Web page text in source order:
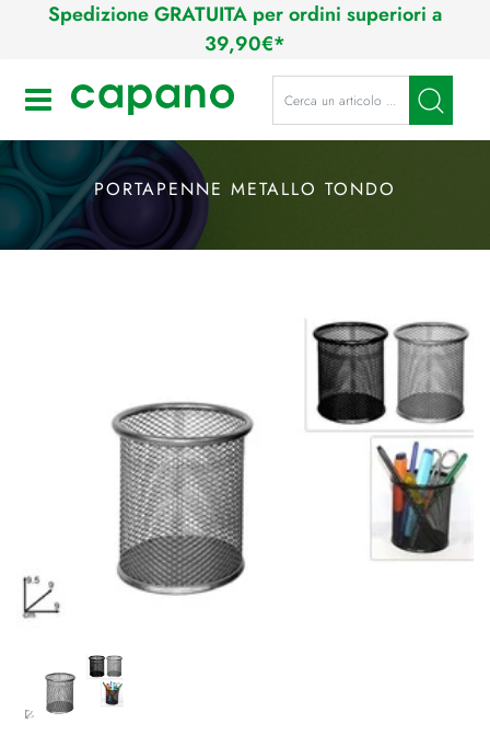
Spedizione GRATUITA per ordini superiori a
39,90€*
Open La modifica di un filtro
PORTAPENNE METALLO TONDO